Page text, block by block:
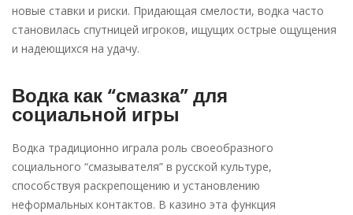
новые ставки и риски. Придающая смелости, водка часто
становилась спутницей игроков, ищущих острые ощущения
и надеющихся на удачу.
Водка как “смазка” для
социальной игры
Водка традиционно играла роль своеобразного
социального “смазывателя” в русской культуре,
способствуя раскрепощению и установлению
неформальных контактов. В казино эта функция